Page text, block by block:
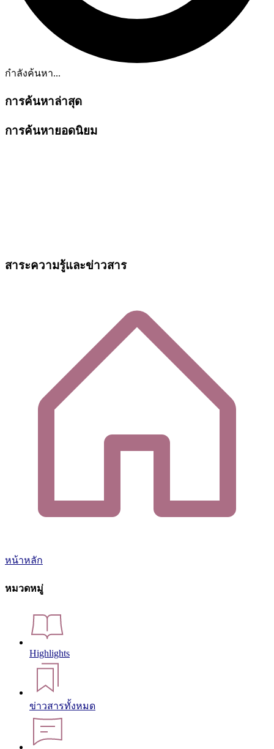
กำลังค้นหา...
การค้นหาล่าสุด
การค้นหายอดนิยม
สาระความรู้และข่าวสาร
หน้าหลัก
หมวดหมู่
Highlights
ข่าวสารทั้งหมด